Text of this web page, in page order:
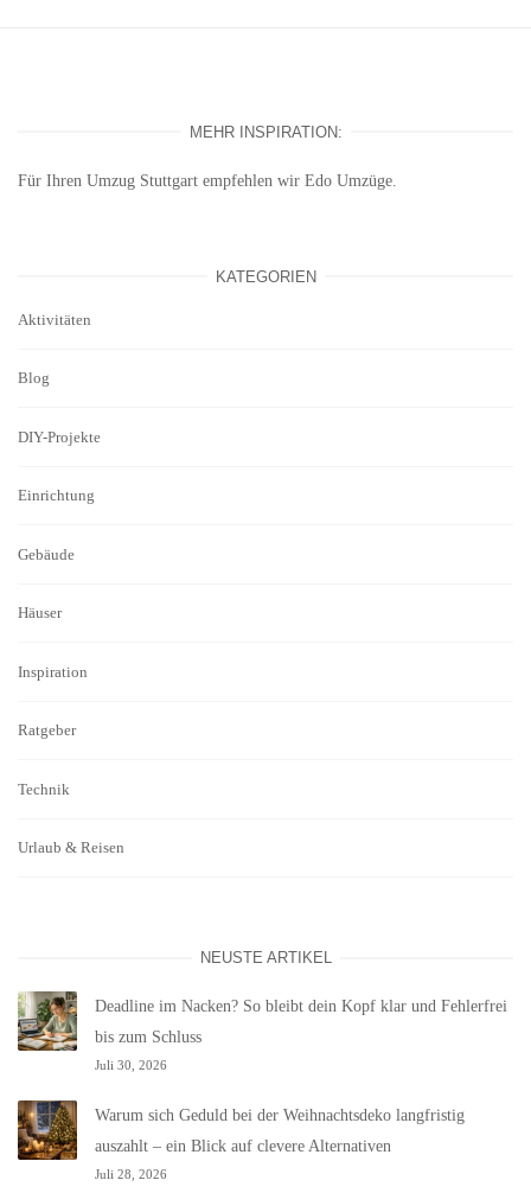
MEHR INSPIRATION:
Für Ihren Umzug Stuttgart empfehlen wir Edo Umzüge.
KATEGORIEN
Aktivitäten
Blog
DIY-Projekte
Einrichtung
Gebäude
Häuser
Inspiration
Ratgeber
Technik
Urlaub & Reisen
NEUSTE ARTIKEL
Deadline im Nacken? So bleibt dein Kopf klar und Fehlerfrei
bis zum Schluss
Juli 30, 2026
Warum sich Geduld bei der Weihnachtsdeko langfristig
auszahlt – ein Blick auf clevere Alternativen
Juli 28, 2026